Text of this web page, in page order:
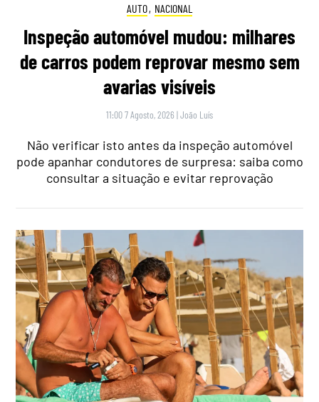
AUTO, NACIONAL
Inspeção automóvel mudou: milhares
de carros podem reprovar mesmo sem
avarias visíveis
11:00 7 Agosto, 2026 |João Luís
Não verificar isto antes da inspeção automóvel
pode apanhar condutores de surpresa: saiba como
consultar a situação e evitar reprovação